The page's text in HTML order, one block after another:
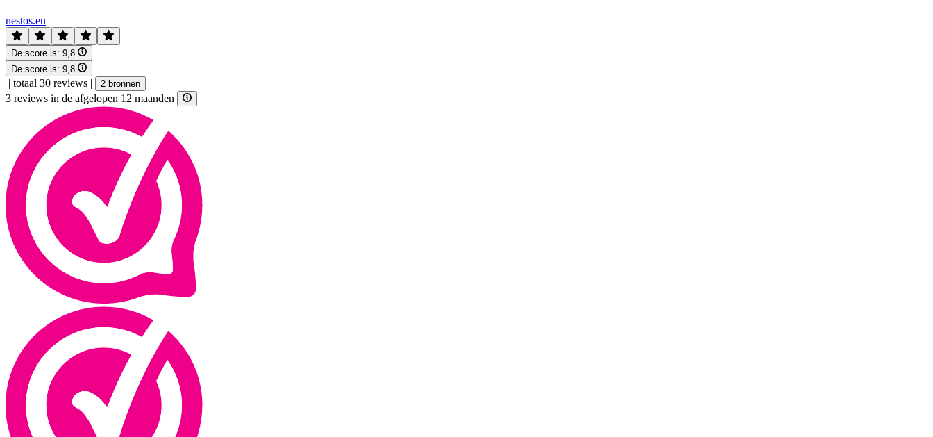
nestos.eu
De score is: 9,8
De score is: 9,8
| totaal 30 reviews | 2 bronnen
3 reviews in de afgelopen 12 maanden